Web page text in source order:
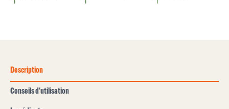
Description
Conseils d'utilisation